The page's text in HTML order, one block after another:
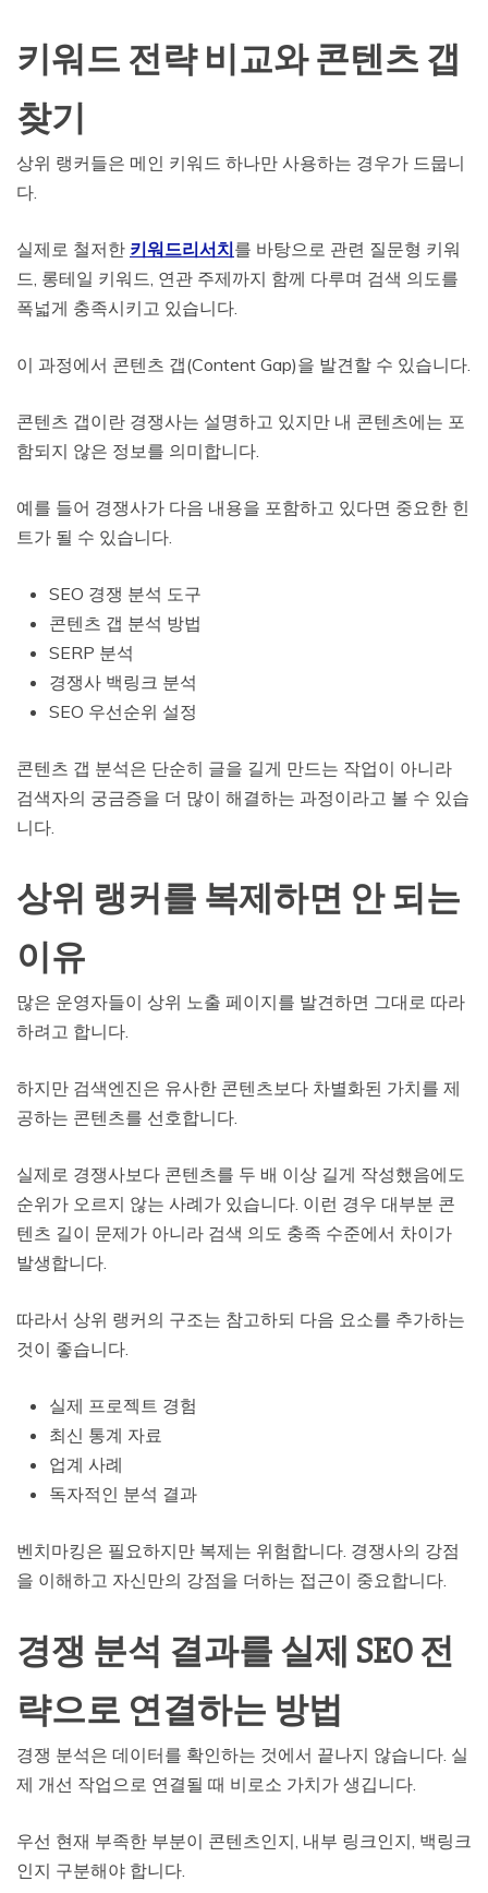
키워드 전략 비교와 콘텐츠 갭
찾기
상위 랭커들은 메인 키워드 하나만 사용하는 경우가 드뭅니
다.
실제로 철저한 키워드리서치를 바탕으로 관련 질문형 키워
드, 롱테일 키워드, 연관 주제까지 함께 다루며 검색 의도를
폭넓게 충족시키고 있습니다.
이 과정에서 콘텐츠 갭(Content Gap)을 발견할 수 있습니다.
콘텐츠 갭이란 경쟁사는 설명하고 있지만 내 콘텐츠에는 포
함되지 않은 정보를 의미합니다.
예를 들어 경쟁사가 다음 내용을 포함하고 있다면 중요한 힌
트가 될 수 있습니다.
SEO 경쟁 분석 도구
콘텐츠 갭 분석 방법
SERP 분석
경쟁사 백링크 분석
SEO 우선순위 설정
콘텐츠 갭 분석은 단순히 글을 길게 만드는 작업이 아니라
검색자의 궁금증을 더 많이 해결하는 과정이라고 볼 수 있습
니다.
상위 랭커를 복제하면 안 되는
이유
많은 운영자들이 상위 노출 페이지를 발견하면 그대로 따라
하려고 합니다.
하지만 검색엔진은 유사한 콘텐츠보다 차별화된 가치를 제
공하는 콘텐츠를 선호합니다.
실제로 경쟁사보다 콘텐츠를 두 배 이상 길게 작성했음에도
순위가 오르지 않는 사례가 있습니다. 이런 경우 대부분 콘
텐츠 길이 문제가 아니라 검색 의도 충족 수준에서 차이가
발생합니다.
따라서 상위 랭커의 구조는 참고하되 다음 요소를 추가하는
것이 좋습니다.
실제 프로젝트 경험
최신 통계 자료
업계 사례
독자적인 분석 결과
벤치마킹은 필요하지만 복제는 위험합니다. 경쟁사의 강점
을 이해하고 자신만의 강점을 더하는 접근이 중요합니다.
경쟁 분석 결과를 실제 SEO 전
략으로 연결하는 방법
경쟁 분석은 데이터를 확인하는 것에서 끝나지 않습니다. 실
제 개선 작업으로 연결될 때 비로소 가치가 생깁니다.
우선 현재 부족한 부분이 콘텐츠인지, 내부 링크인지, 백링크
인지 구분해야 합니다.